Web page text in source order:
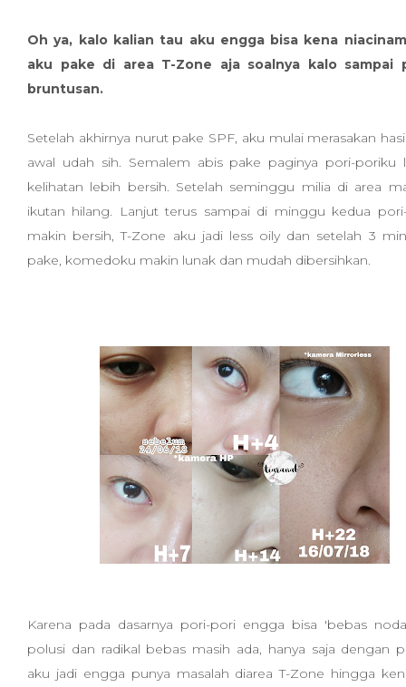
Oh ya, kalo kalian tau aku engga bisa kena
aku pake di area T-Zone aja soalnya kalo sampai
bruntusan.
Setelah akhirnya nurut pake SPF, aku mulai merasakan
awal udah sih. Semalem abis pake paginya pori-poriku
kelihatan lebih bersih. Setelah seminggu milia di area
ikutan hilang. Lanjut terus sampai di minggu kedua
makin bersih, T-Zone aku jadi less oily dan setelah 3
pake, komedoku makin lunak dan mudah dibersihkan.
Karena pada dasarnya pori-pori engga bisa 'bebas
polusi dan radikal bebas masih ada, hanya saja dengan
aku jadi engga punya masalah diarea T-Zone hingga